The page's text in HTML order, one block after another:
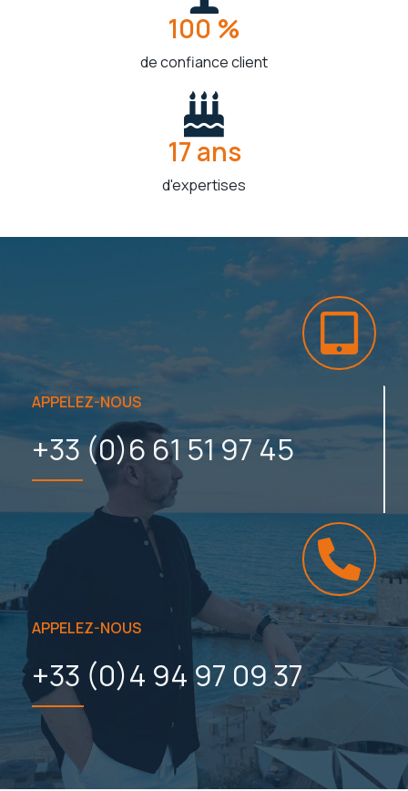
100 %
de confiance client
17 ans
d'expertises
APPELEZ-NOUS
+33 (0)6 61 51 97 45
APPELEZ-NOUS
+33 (0)4 94 97 09 37